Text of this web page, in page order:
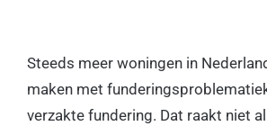
Steeds meer woningen in
maken met
verzakte fundering. Dat raakt niet